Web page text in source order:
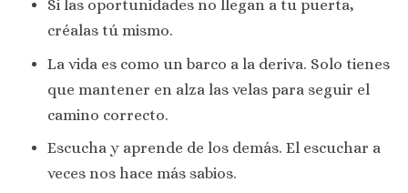
Si las oportunidades no llegan a tu puerta,
créalas tú mismo.
La vida es como un barco a la deriva. Solo tienes
que mantener en alza las velas para seguir el
camino correcto.
Escucha y aprende de los demás. El escuchar a
veces nos hace más sabios.